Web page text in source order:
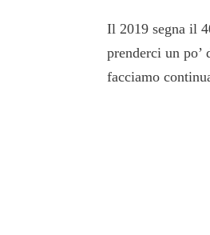
Il 2019 segna il
prenderci un po’
facciamo